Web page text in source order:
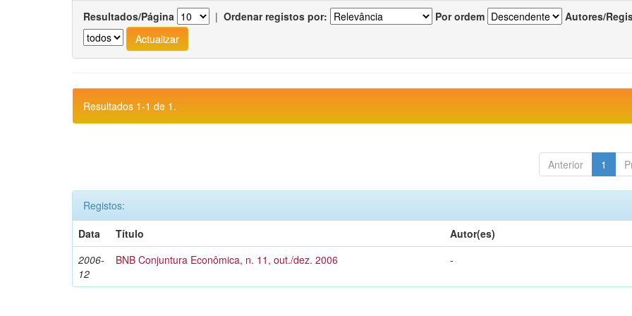
Resultados/Página | Ordenar registos por: Por ordem Autores/
Resultados 1-1 de 1.
Anterior 1
Registos:
Data
Título
Autor(es)
2006-
12
BNB Conjuntura Econômica, n. 11, out./dez. 2006 -